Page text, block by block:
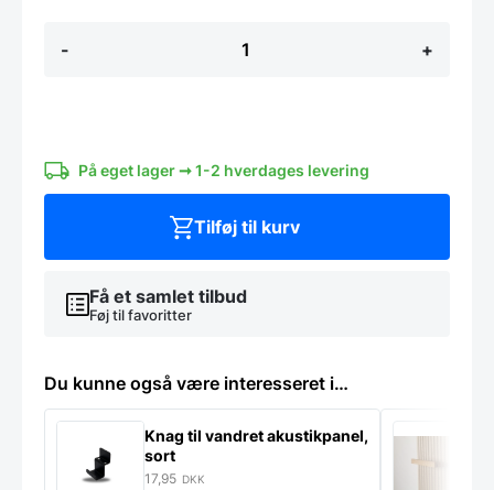
-
med
50
x
+
På eget lager ➞ 1-2 hverdages levering
Få et samlet tilbud
Føj til favoritter
Tilføj til kurv
Du kunne også være interesseret i…
Knag til vandret akustikpanel,
sort
17,95 DKK